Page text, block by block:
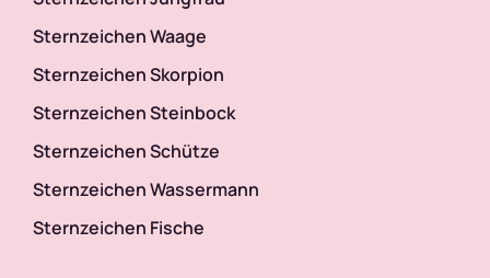
Sternzeichen Waage
Sternzeichen Skorpion
Sternzeichen Steinbock
Sternzeichen Schütze
Sternzeichen Wassermann
Sternzeichen Fische